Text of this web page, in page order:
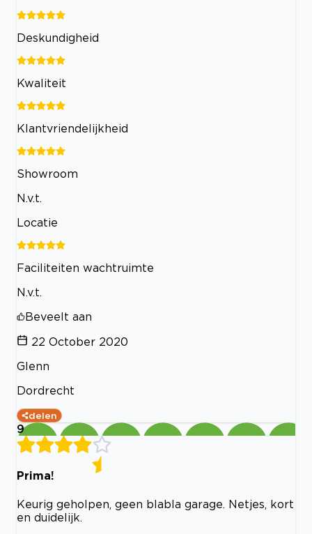
Deskundigheid
Kwaliteit
Klantvriendelijkheid
Showroom
N.v.t.
Locatie
Faciliteiten wachtruimte
N.v.t.
Beveelt aan
22 October 2020
Glenn
Dordrecht
delen
9
Prima!
Keurig geholpen, geen blabla garage. Netjes, kort
en duidelijk.